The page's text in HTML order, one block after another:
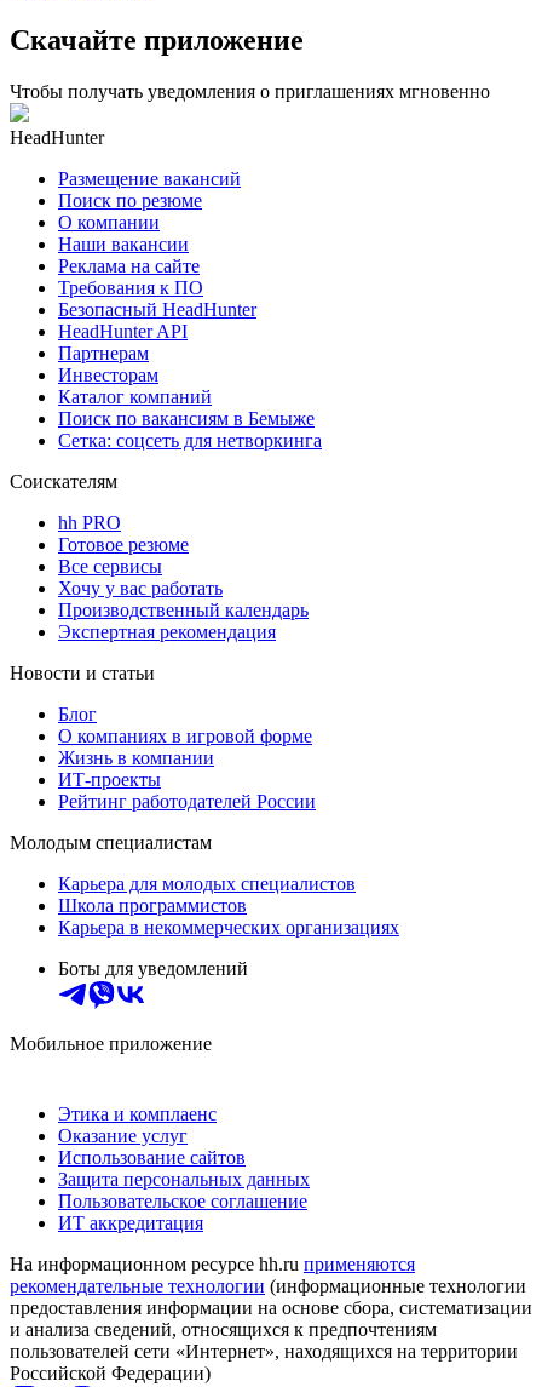
Скачайте приложение
Чтобы получать уведомления о приглашениях мгновенно
HeadHunter
Размещение вакансий
Поиск по резюме
О компании
Наши вакансии
Реклама на сайте
Требования к ПО
Безопасный HeadHunter
HeadHunter API
Партнерам
Инвесторам
Каталог компаний
Поиск по вакансиям в Бемыже
Сетка: соцсеть для нетворкинга
Соискателям
hh PRO
Готовое резюме
Все сервисы
Хочу у вас работать
Производственный календарь
Экспертная рекомендация
Новости и статьи
Блог
О компаниях в игровой форме
Жизнь в компании
ИТ-проекты
Рейтинг работодателей России
Молодым специалистам
Карьера для молодых специалистов
Школа программистов
Карьера в некоммерческих организациях
Боты для уведомлений
Мобильное приложение
Этика и комплаенс
Оказание услуг
Использование сайтов
Защита персональных данных
Пользовательское соглашение
ИТ аккредитация
На информационном ресурсе hh.ru применяются
рекомендательные технологии (информационные технологии
предоставления информации на основе сбора, систематизации
и анализа сведений, относящихся к предпочтениям
пользователей сети «Интернет», находящихся на территории
Российской Федерации)